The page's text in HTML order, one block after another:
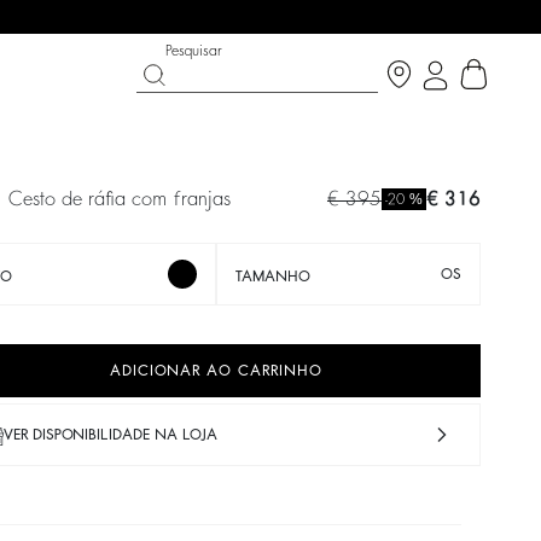
Pesquisar
cesto de ráfia com franjas € 395 -20 % € 316
TAMANHO OS
ADICIONAR AO CARRINHO
VER DISPONIBILIDADE NA LOJA